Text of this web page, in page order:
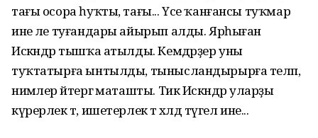
тағы осора һуҡты, тағы... Үсе ҡанғансы туҡмар
ине әле туғандары айырып алды. Ярһыған
Искәндәр тышҡа атылды. Кемдәрҙер уны
туҡтатырға ынтылды, тынысландырырға теләп,
нимәлер әйтергә маташты. Тик Искәндәр уларҙы
күрерлек тә, ишетерлек тә хәлдә түгел ине...